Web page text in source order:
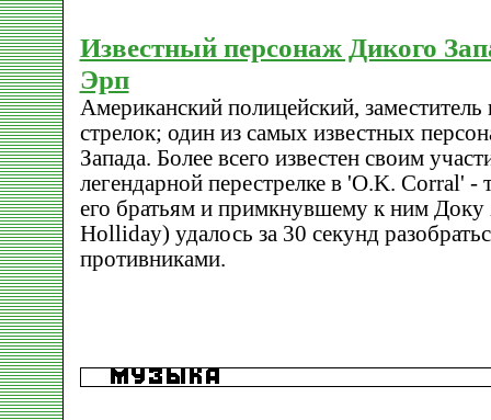
Известный персонаж Дикого
Эрп
Американский полицейский,
стрелок; один из самых известных
Запада. Более всего известен своим
легендарной перестрелке в 'O.K. Corral' -
его братьям и примкнувшему к ним
Holliday) удалось за 30 секунд
противниками.